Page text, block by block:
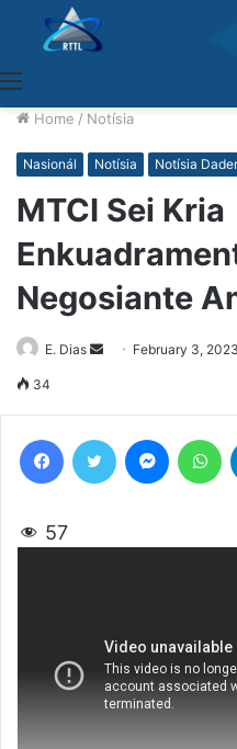
Home / Notísia
Nasionál Notísia Notísia Dader
MTCI Sei Kria
Negosiante
E. Dias
SendFebruary 3, 2023
34
57